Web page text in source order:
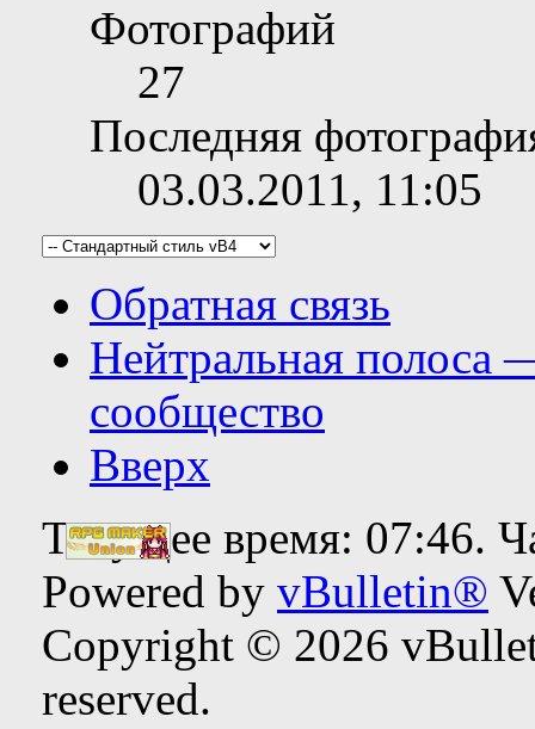
Фотографий
27
Последняя
03.03.2011, 11:05
Обратная связь
Нейтральная полоса
сообщество
Вверх
Текущее время: 07:46.
Powered by vBulletin®
Copyright © 2026
reserved.